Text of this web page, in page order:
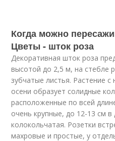
Когда можно
Цветы - шток роза
Декоративная шток роза
высотой до 2,5 м, на стебле
зубчатые листья. Растение с
осени образует солидные
расположенные по всей
очень крупные, до 12-13 см
колокольчатая. Розетки
махровые и простые, у